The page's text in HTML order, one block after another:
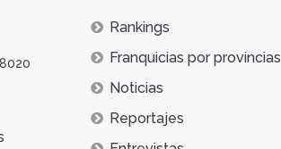
Rankings
Franquicias por provincias
Noticias
Reportajes